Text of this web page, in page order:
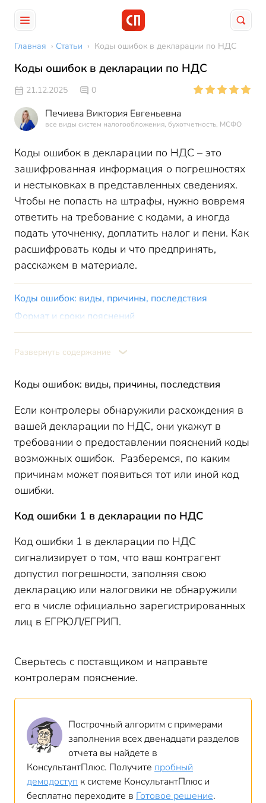
Главная › Статьи › Коды ошибок в декларации по НДС
Коды ошибок в декларации по НДС
21.12.2025 0
Печиева Виктория Евгеньевна
все виды систем налогообложения, бухотчетность, МСФО
Коды ошибок в декларации по НДС – это
зашифрованная информация о погрешностях
и нестыковках в представленных сведениях.
Чтобы не попасть на штрафы, нужно вовремя
ответить на требование с кодами, а иногда
подать уточненку, доплатить налог и пени. Как
расшифровать коды и что предпринять,
расскажем в материале.
Коды ошибок: виды, причины, последствия
Формат и сроки пояснений
Когда про коды и пояснения можно забыть
Итоги
Развернуть содержание
Коды ошибок: виды, причины, последствия
Если контролеры обнаружили расхождения в
вашей декларации по НДС, они укажут в
требовании о предоставлении пояснений коды
возможных ошибок. Разберемся, по каким
причинам может появиться тот или иной код
ошибки.
Код ошибки 1 в декларации по НДС
Код ошибки 1 в декларации по НДС
сигнализирует о том, что ваш контрагент
допустил погрешности, заполняя свою
декларацию или налоговики не обнаружили
его в числе официально зарегистрированных
лиц в ЕГРЮЛ/ЕГРИП.
Сверьтесь с поставщиком и направьте
контролерам пояснение.
Построчный алгоритм с примерами
заполнения всех двенадцати разделов
отчета вы найдете в
КонсультантПлюс. Получите пробный
демодоступ к системе КонсультантПлюс и
бесплатно переходите в Готовое решение.